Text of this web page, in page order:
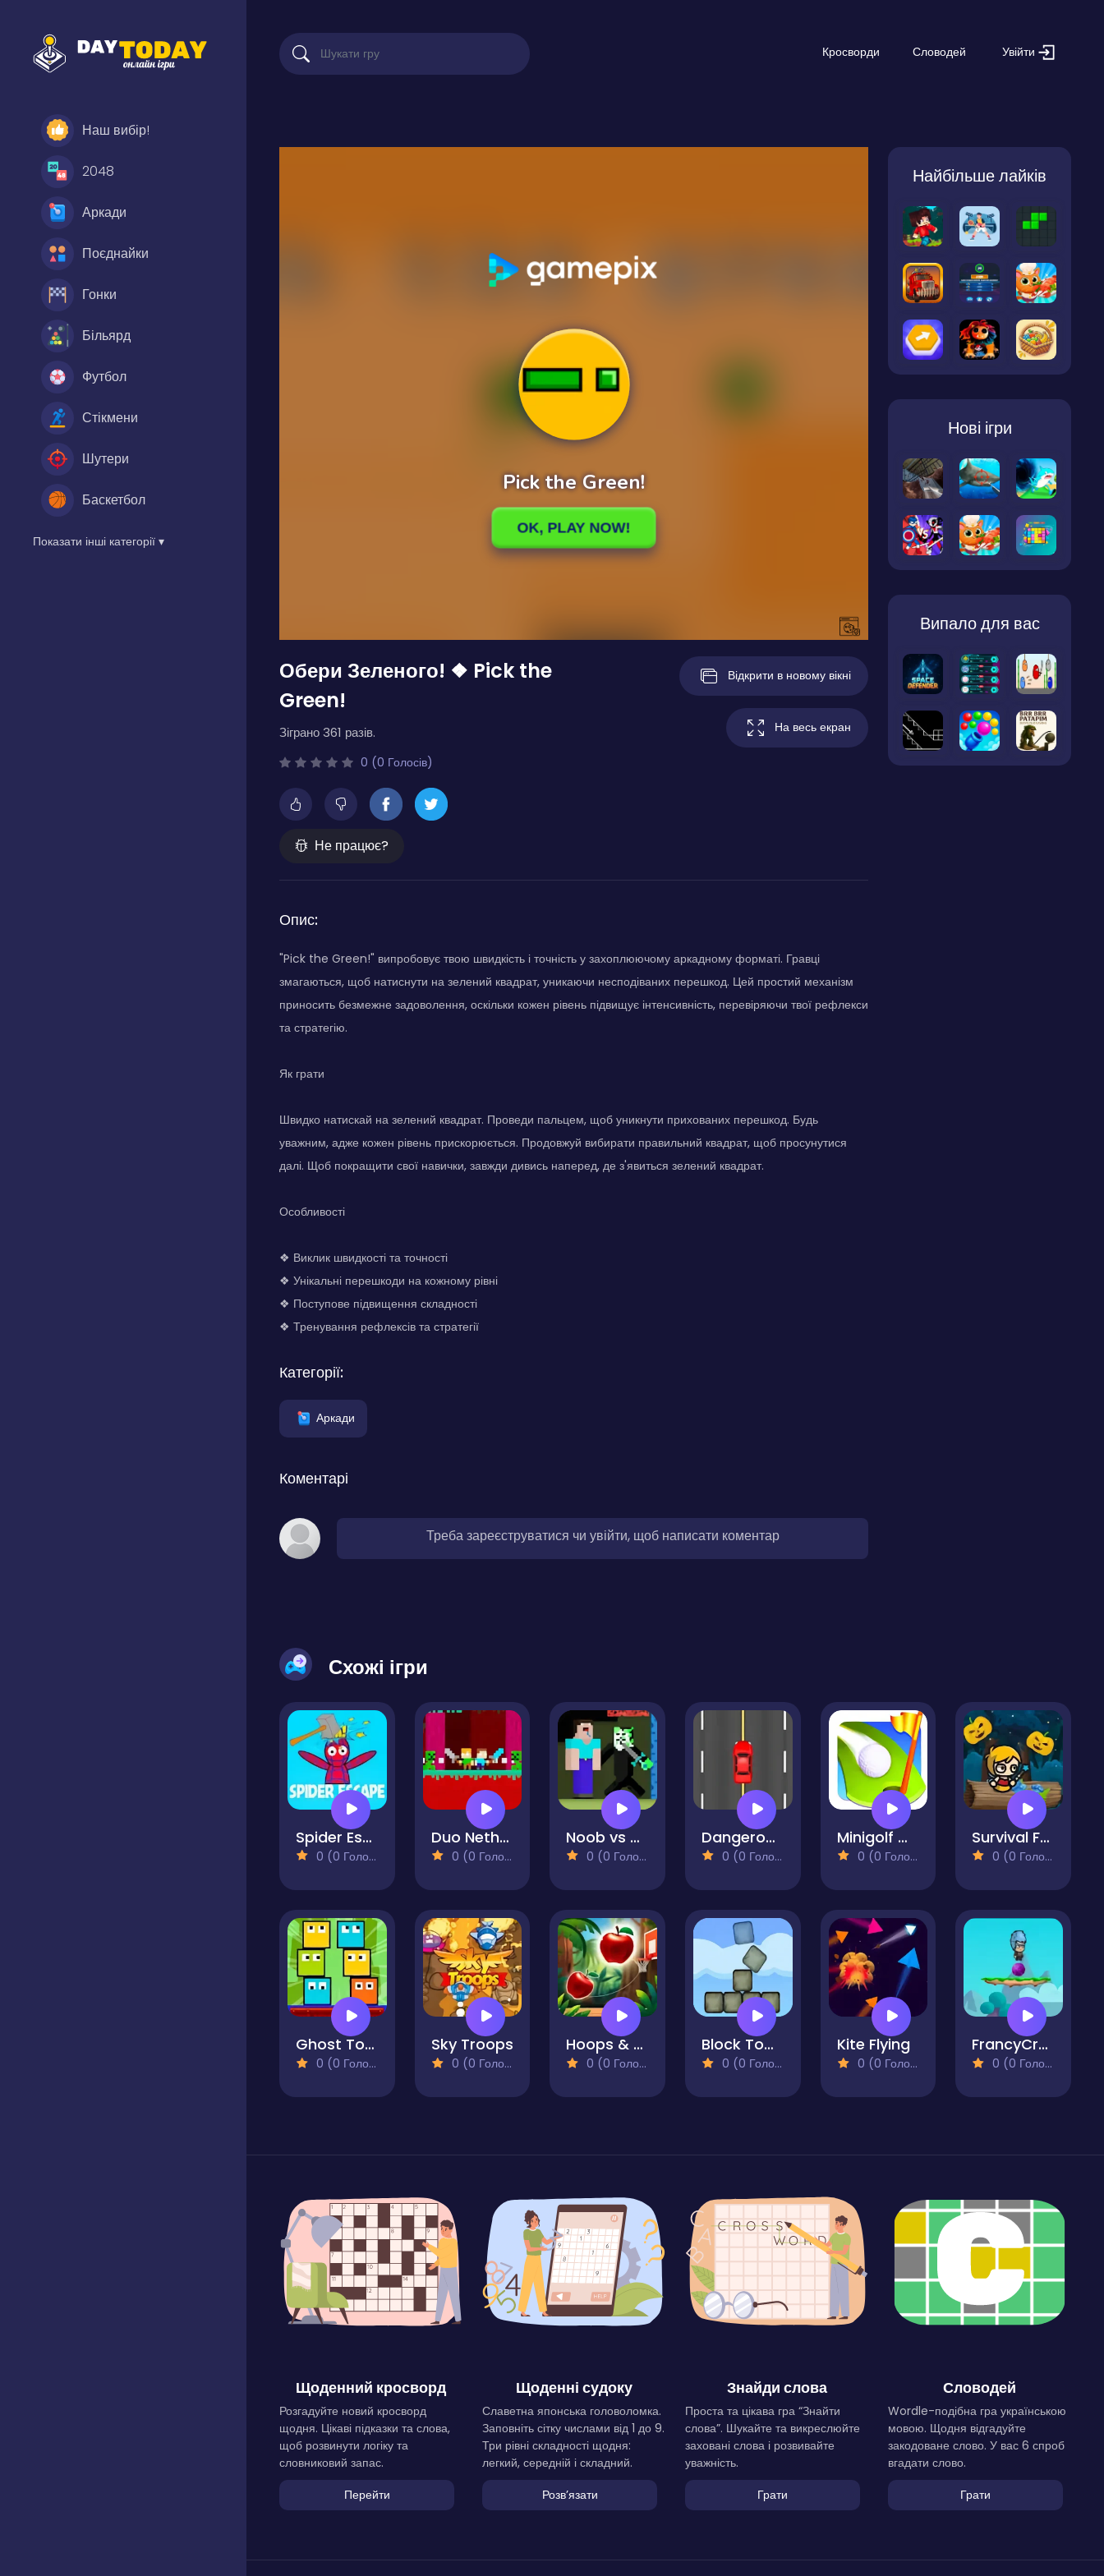
Наш вибір!
2048
Аркади
Поєднайки
Гонки
Більярд
Футбол
Стікмени
Шутери
Баскетбол
Показати інші категорії ▾
Кросворди Словодей Увійти
Обери Зеленого! ❖ Pick the
Green!
Зіграно 361 разів.
0 (0 Голосів)
Не працює?
Відкрити в новому вікні
На весь екран
Опис:
"Pick the Green!" випробовує твою швидкість і точність у захоплюючому аркадному форматі. Гравці
змагаються, щоб натиснути на зелений квадрат, уникаючи несподіваних перешкод. Цей простий механізм
приносить безмежне задоволення, оскільки кожен рівень підвищує інтенсивність, перевіряючи твої рефлекси
та стратегію.
Як грати
Швидко натискай на зелений квадрат. Проведи пальцем, щоб уникнути прихованих перешкод. Будь
уважним, адже кожен рівень прискорюється. Продовжуй вибирати правильний квадрат, щоб просунутися
далі. Щоб покращити свої навички, завжди дивись наперед, де з'явиться зелений квадрат.
Особливості
❖ Виклик швидкості та точності
❖ Унікальні перешкоди на кожному рівні
❖ Поступове підвищення складності
❖ Тренування рефлексів та стратегії
Категорії:
Аркади
Коментарі
Треба зареєструватися чи увійти, щоб написати коментар
Найбільше лайків
Нові ігри
Випало для вас
Схожі ігри
Spider Escape
0 (0 Голосів)
Duo Nether
0 (0 Голосів)
Noob vs Hacker Zombie
0 (0 Голосів)
Dangerous Driving
0 (0 Голосів)
Minigolf Master
0 (0 Голосів)
Survival Fairy
0 (0 Голосів)
Ghost Tower
0 (0 Голосів)
Sky Troops
0 (0 Голосів)
Hoops & Fruits
0 (0 Голосів)
Block Tower
0 (0 Голосів)
Kite Flying
0 (0 Голосів)
FrancyCrazy
0 (0 Голосів)
Щоденний кросворд
Розгадуйте новий кросворд
щодня. Цікаві підказки та слова,
щоб розвинути логіку та
словниковий запас.
Перейти
Щоденні судоку
Славетна японська головоломка.
Заповніть сітку числами від 1 до 9.
Три рівні складності щодня:
легкий, середній і складний.
Розвʼязати
Знайди слова
Проста та цікава гра “Знайти
слова”. Шукайте та викреслюйте
заховані слова і розвивайте
уважність.
Грати
Словодей
Wordle-подібна гра українською
мовою. Щодня відгадуйте
закодоване слово. У вас 6 спроб
вгадати слово.
Грати